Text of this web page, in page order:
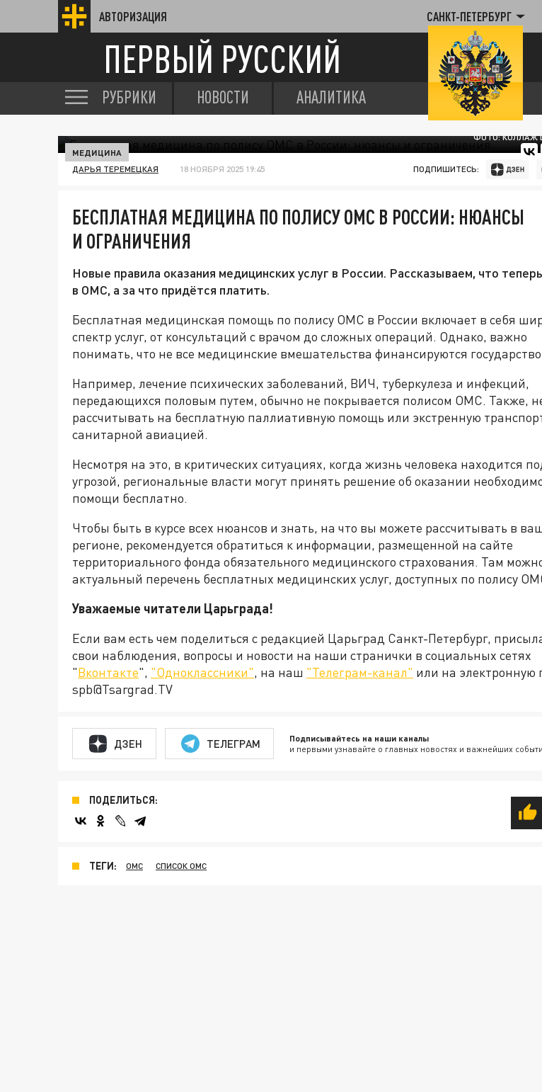
АВТОРИЗАЦИЯ САНКТ-ПЕТЕРБУРГ
ПЕРВЫЙ РУССКИЙ
РУБРИКИ НОВОСТИ АНАЛИТИКА
ФОТО: КОЛЛАЖ
МЕДИЦИНА
ДАРЬЯ ТЕРЕМЕЦКАЯ 18 НОЯБРЯ 2025 19:45 ПОДПИШИТЕСЬ:
БЕСПЛАТНАЯ МЕДИЦИНА ПО ПОЛИСУ ОМС В РОССИИ: НЮАНСЫ
И ОГРАНИЧЕНИЯ
Новые правила оказания медицинских услуг в России. Рассказываем, что
в ОМС, а за что придётся платить.
Бесплатная медицинская помощь по полису ОМС в России включает в себя
спектр услуг, от консультаций с врачом до сложных операций. Однако, важно
понимать, что не все медицинские вмешательства финансируются
Например, лечение психических заболеваний, ВИЧ, туберкулеза и инфекций,
передающихся половым путем, обычно не покрывается полисом ОМС. Также,
рассчитывать на бесплатную паллиативную помощь или экстренную
санитарной авиацией.
Несмотря на это, в критических ситуациях, когда жизнь человека находится
угрозой, региональные власти могут принять решение об оказании
помощи бесплатно.
Чтобы быть в курсе всех нюансов и знать, на что вы можете рассчитывать в
регионе, рекомендуется обратиться к информации, размещенной на сайте
территориального фонда обязательного медицинского страхования. Там
актуальный перечень бесплатных медицинских услуг, доступных по полису
Уважаемые читатели Царьграда!
Если вам есть чем поделиться с редакцией Царьград Санкт-Петербург,
свои наблюдения, вопросы и новости на наши странички в социальных сетях
"Вконтакте", "Одноклассники", на наш "Телеграм-канал" или на электронную
spb@Tsargrad.TV
ДЗЕН ТЕЛЕГРАМ Подписывайтесь на наши каналы
и первыми узнавайте о главных новостях и важнейших
ПОДЕЛИТЬСЯ:
ТЕГИ: ОМС СПИСОК ОМС